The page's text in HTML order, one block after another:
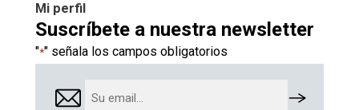
Mi perfil
Suscríbete a nuestra newsletter
"*" señala los campos obligatorios